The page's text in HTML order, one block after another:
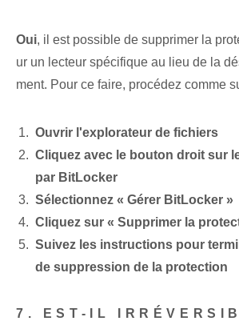
Oui, il est possible de supprimer la
ur un lecteur spécifique au lieu de la
ment. Pour ce faire, procédez comme
Ouvrir l'explorateur de fichiers
Cliquez avec le bouton droit sur
par BitLocker
Sélectionnez « Gérer BitLocker »
Cliquez sur « Supprimer la
Suivez les instructions pour
de suppression de la protection
7. EST-IL